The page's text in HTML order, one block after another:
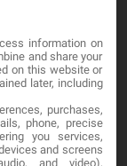
information on
and share your
on this website or
later, including
purchases,
phone, precise
you services,
and screens
and video),